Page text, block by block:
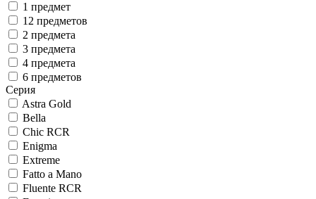
1 предмет
12 предметов
2 предмета
3 предмета
4 предмета
6 предметов
Серия
Astra Gold
Bella
Chic RCR
Enigma
Extreme
Fatto a Mano
Fluente RCR